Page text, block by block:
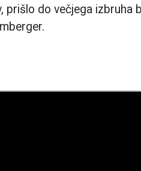
prišlo do večjega izbruha